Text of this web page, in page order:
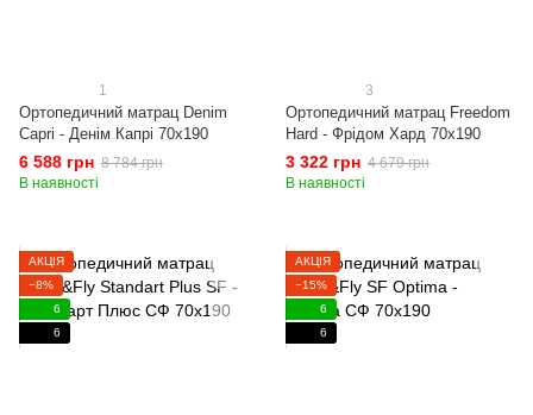
1
Ортопедичний матрац Denim
Capri - Денім Капрі 70x190
6 588 грн 8 784 грн
В наявності
3
Ортопедичний матрац Freedom
Hard - Фрідом Хард 70x190
3 322 грн 4 679 грн
В наявності
АКЦІЯ
−8%
6
6
АКЦІЯ
−15%
6
6